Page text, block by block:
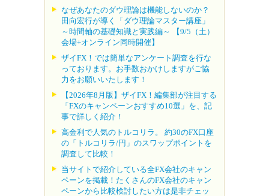
なぜあなたのダウ理論は機能しないのか？
田向宏行が導く「ダウ理論マスター講座」
～時間軸の基礎知識と実践編～ 【9/5（土）
会場+オンライン同時開催】
ザイFX！では簡単なアンケート調査を行な
っております。お手数おかけしますがご協
力をお願いいたします！
【2026年8月版】ザイFX！編集部が注目する
「FXのキャンペーンおすすめ10選」を、記
事で詳しく紹介！
高金利で人気のトルコリラ。 約30のFX口座
の「トルコリラ/円」のスワップポイントを
調査して比較！
当サイトで紹介している全FX会社のキャン
ペーンを掲載！たくさんのFX会社のキャン
ペーンから比較検討したい方は是非チェッ